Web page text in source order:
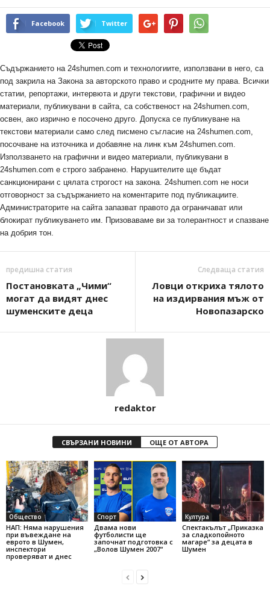
Facebook Twitter
Съдържанието на 24shumen.com и технологиите, използвани в него, са
под закрила на Закона за авторското право и сродните му права. Всички
статии, репортажи, интервюта и други текстови, графични и видео
материали, публикувани в сайта, са собственост на 24shumen.com,
освен, ако изрично е посочено друго. Допуска се публикуване на
текстови материали само след писмено съгласие на 24shumen.com,
посочване на източника и добавяне на линк към 24shumen.com.
Използването на графични и видео материали, публикувани в
24shumen.com е строго забранено. Нарушителите ще бъдат
санкционирани с цялата строгост на закона. 24shumen.com не носи
отговорност за съдържанието на коментарите под публикациите.
Администраторите на сайта запазват правото да ограничават или
блокират публикуването им. Призоваваме ви за толерантност и спазване
на добрия тон.
предишна статия
Постановката „Чими“
могат да видят днес
шуменските деца
Следваща статия
Ловци откриха тялото
на издирвания мъж от
Новопазарско
redaktor
СВЪРЗАНИ НОВИНИ ОЩЕ ОТ АВТОРА
Общество
НАП: Няма нарушения
при въвеждане на
еврото в Шумен,
инспектори
проверяват и днес
Спорт
Двама нови
футболисти ще
започнат подготовка с
„Волов Шумен 2007“
Култура
Спектакълът „Приказка
за сладкопойното
магаре“ за децата в
Шумен